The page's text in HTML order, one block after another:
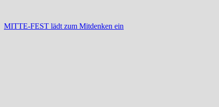
MITTE-FEST lädt zum Mitdenken ein